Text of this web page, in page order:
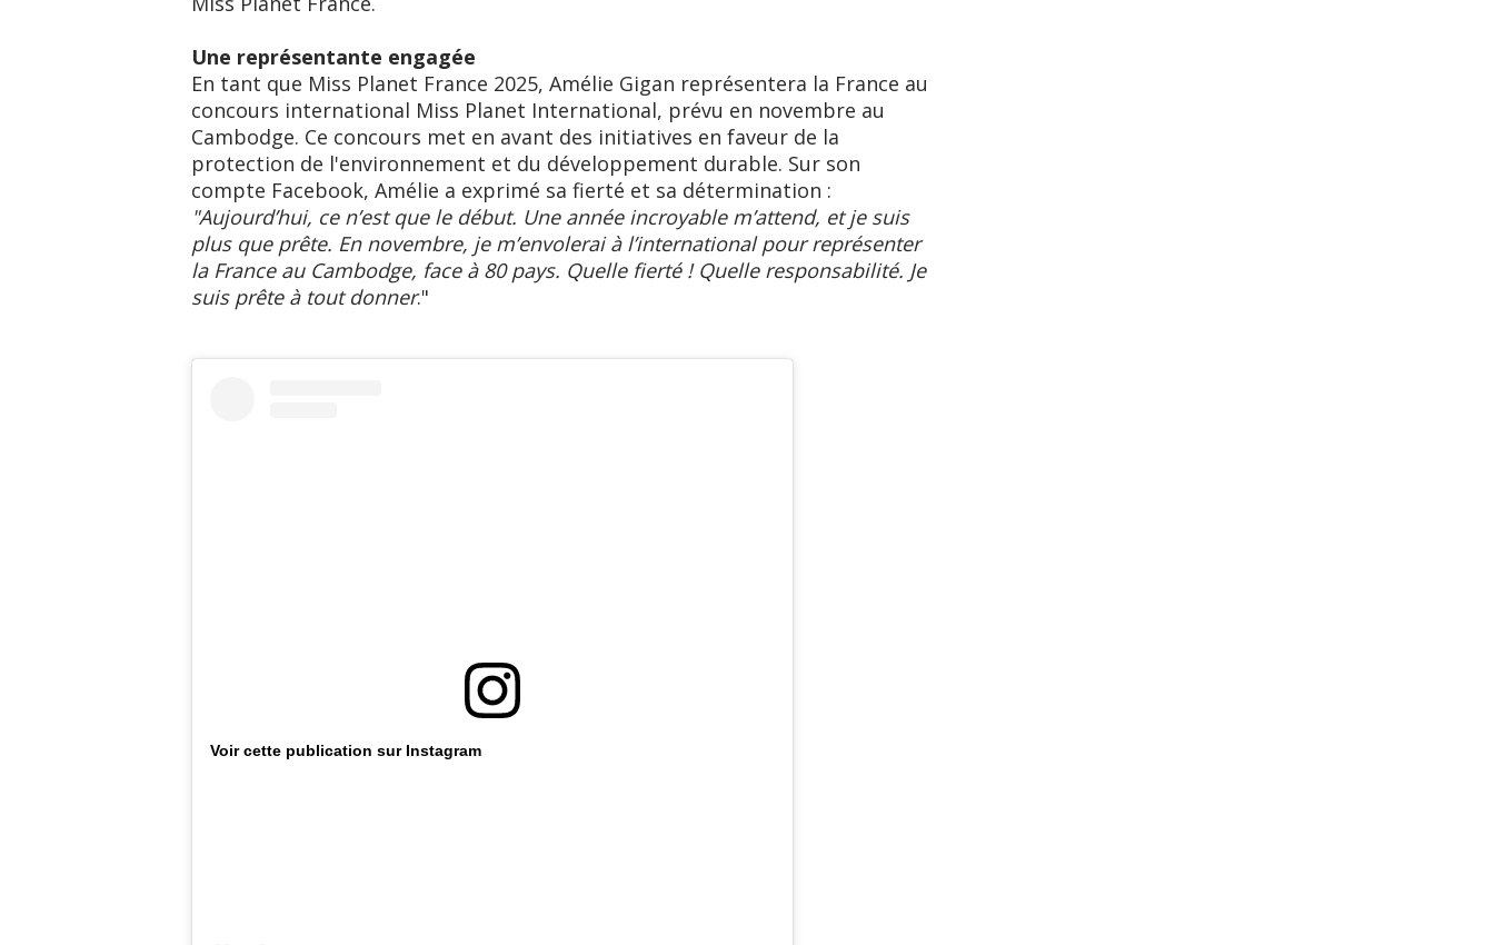
Une représentante engagée
En tant que Miss Planet France 2025, Amélie Gigan représentera la France au
concours international Miss Planet International, prévu en novembre au
Cambodge. Ce concours met en avant des initiatives en faveur de la
protection de l'environnement et du développement durable. Sur son
compte Facebook, Amélie a exprimé sa fierté et sa détermination :
"Aujourd’hui, ce n’est que le début. Une année incroyable m’attend, et je suis
plus que prête. En novembre, je m’envolerai à l’international pour représenter
la France au Cambodge, face à 80 pays. Quelle fierté ! Quelle responsabilité. Je
suis prête à tout donner."
Voir cette publication sur Instagram